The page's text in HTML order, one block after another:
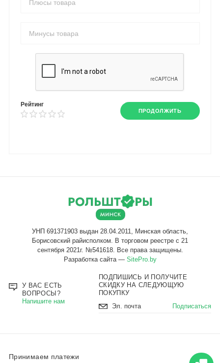
Рейтинг
ПРОДОЛЖИТЬ
Разработка сайта — SitePro.by